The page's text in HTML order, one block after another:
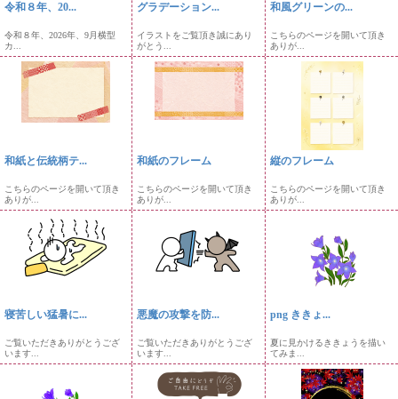
令和８年、20...
令和８年、2026年、9月横型
カ...
グラデーション...
イラストをご覧頂き誠にあり
がとう...
和風グリーンの...
こちらのページを開いて頂き
ありが...
和紙と伝統柄テ...
こちらのページを開いて頂き
ありが...
和紙のフレーム
こちらのページを開いて頂き
ありが...
縦のフレーム
こちらのページを開いて頂き
ありが...
寝苦しい猛暑に...
ご覧いただきありがとうござ
います...
悪魔の攻撃を防...
ご覧いただきありがとうござ
います...
png ききょ...
夏に見かけるききょうを描い
てみま...